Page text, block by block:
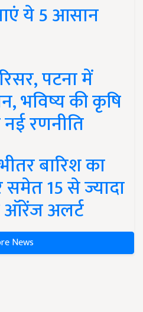
ये 5 आसान
पटना में
भविष्य की कृषि
रणनीति
बारिश का
समेत 15 से ज्यादा
ऑरेंज अलर्ट
News